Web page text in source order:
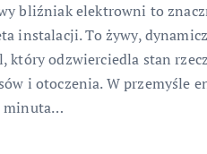
bliźniak elektrowni to
instalacji. To żywy,
który odzwierciedla stan
i otoczenia. W przemyśle
minuta…